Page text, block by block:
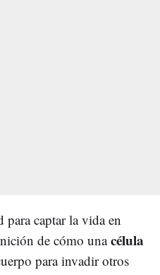
para captar la vida en
de cómo unacélula
para invadir otros